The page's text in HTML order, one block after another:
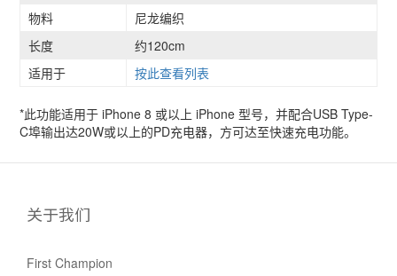
物料
尼龙编织
长度
约120cm
适用于
按此查看列表
*此功能适用于 iPhone 8 或以上 iPhone 型号，并配合USB Type-
C埠输出达20W或以上的PD充电器，方可达至快速充电功能。
关于我们
First Champion